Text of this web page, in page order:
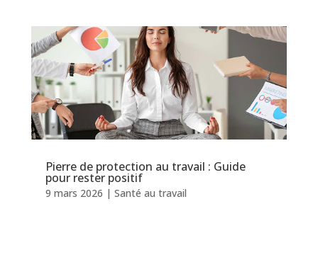
Pierre de protection au travail : Guide
pour rester positif
9 mars 2026 | Santé au travail